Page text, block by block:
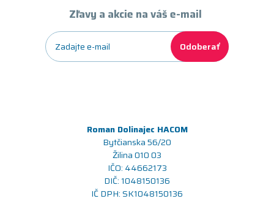
Zľavy a akcie na váš e-mail
Odoberať
Roman Dolinajec HACOM
Bytčianska 56/20
Žilina 010 03
IČO: 44662173
DIČ: 1048150136
IČ DPH: SK1048150136